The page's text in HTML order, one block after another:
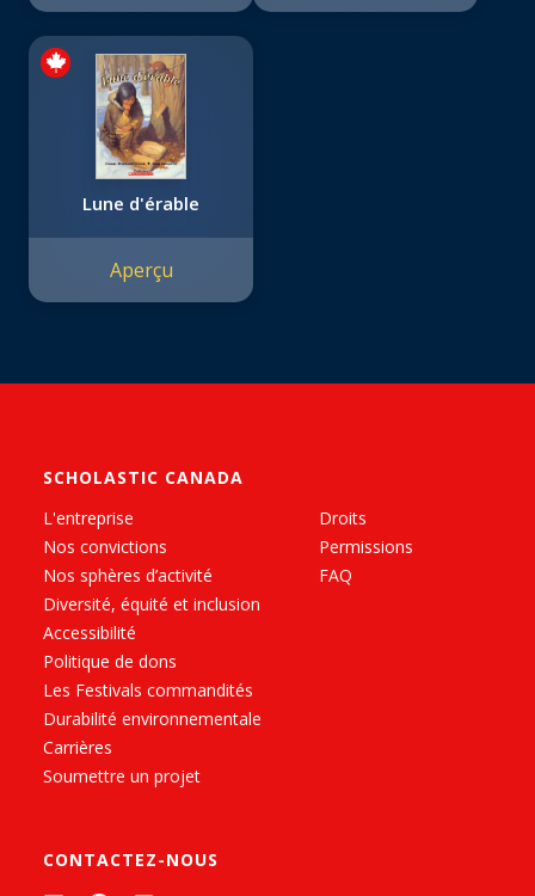
Lune d'érable
Aperçu
SCHOLASTIC CANADA
L'entreprise
Nos convictions
Nos sphères d’activité
Diversité, équité et inclusion
Accessibilité
Politique de dons
Les Festivals commandités
Durabilité environnementale
Carrières
Soumettre un projet
Droits
Permissions
FAQ
CONTACTEZ-NOUS